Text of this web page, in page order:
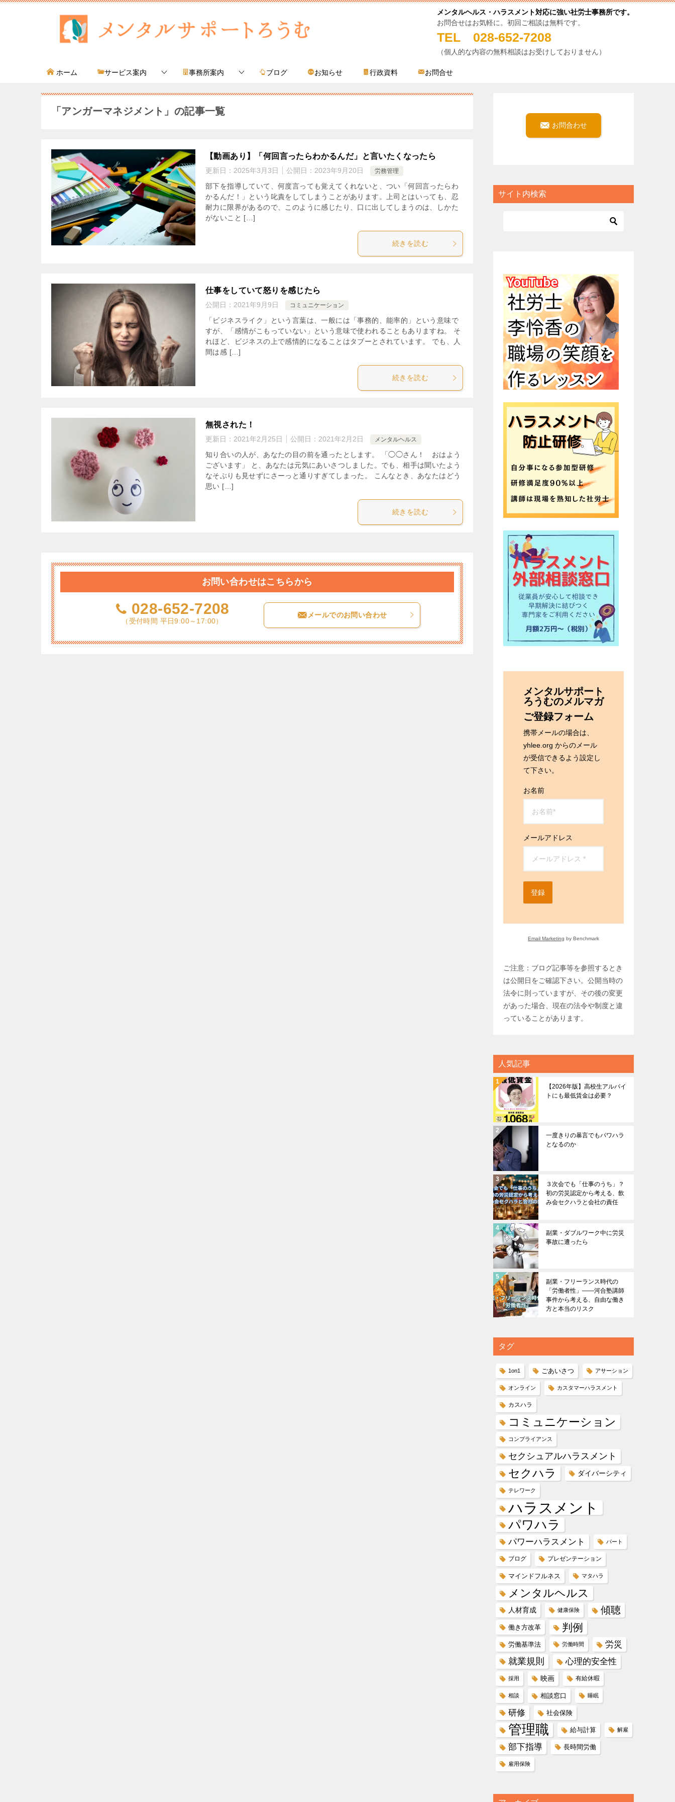
メンタルヘルス・ハラスメント対応に強い社労士事務所です。
お問合せはお気軽に。初回ご相談は無料です。
TEL 028-652-7208
（個人的な内容の無料相談はお受けしておりません）
ホーム サービス案内 事務所案内 ブログ お知らせ 行政資料 お問合せ
「アンガーマネジメント」の記事一覧
【動画あり】「何回言ったらわかるんだ」と言いたくなったら
更新日： 2025年3月3日 公開日： 2023年9月20日 労務管理
部下を指導していて、何度言っても覚えてくれないと、つい「何回言ったらわ
かるんだ！」という叱責をしてしまうことがあります。上司とはいっても、忍
耐力に限界があるので、このように感じたり、口に出してしまうのは、しかた
がないこと […]
続きを読む
仕事をしていて怒りを感じたら
公開日： 2021年9月9日 コミュニケーション
「ビジネスライク」という言葉は、一般には「事務的、能率的」という意味で
すが、「感情がこもっていない」という意味で使われることもありますね。 そ
れほど、ビジネスの上で感情的になることはタブーとされています。 でも、人
間は感 […]
続きを読む
無視された！
更新日： 2021年2月25日 公開日： 2021年2月2日 メンタルヘルス
知り合いの人が、あなたの目の前を通ったとします。 「◯◯さん！ おはよう
ございます」 と、あなたは元気にあいさつしました。でも、相手は聞いたよう
なそぶりも見せずにさーっと通りすぎてしまった。 こんなとき、あなたはどう
思い […]
続きを読む
お問い合わせはこちらから
028-652-7208
（受付時間 平日9:00～17:00）
メールでのお問い合わせ
お問合わせ
サイト内検索
メンタルサポート
ろうむのメルマガ
ご登録フォーム
携帯メールの場合は、
yhlee.org からのメール
が受信できるよう設定し
て下さい。
お名前
メールアドレス
登録
Email Marketing by Benchmark
ご注意：ブログ記事等を参照するとき
は公開日をご確認下さい。公開当時の
法令に則っていますが、その後の変更
があった場合、現在の法令や制度と違
っていることがあります。
人気記事
【2026年版】高校生アルバイ
トにも最低賃金は必要？
一度きりの暴言でもパワハラ
となるのか
３次会でも「仕事のうち」？
初の労災認定から考える、飲
み会セクハラと会社の責任
副業・ダブルワーク中に労災
事故に遭ったら
副業・フリーランス時代の
「労働者性」――河合塾講師
事件から考える、自由な働き
方と本当のリスク
タグ
1on1 ごあいさつ アサーション
オンライン カスタマーハラスメント
カスハラ
コミュニケーション
コンプライアンス
セクシュアルハラスメント
セクハラ ダイバーシティ
テレワーク
ハラスメント
パワハラ
パワーハラスメント パート
ブログ プレゼンテーション
マインドフルネス マタハラ
メンタルヘルス
人材育成 健康保険 傾聴
働き方改革 判例
労働基準法 労働時間 労災
就業規則 心理的安全性
採用 映画 有給休暇
相談 相談窓口 睡眠
研修 社会保険
管理職 給与計算 解雇
部下指導 長時間労働
雇用保険